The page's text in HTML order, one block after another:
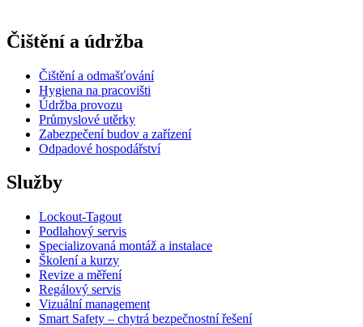
Čištění a údržba
Čištění a odmašťování
Hygiena na pracovišti
Údržba provozu
Průmyslové utěrky
Zabezpečení budov a zařízení
Odpadové hospodářství
Služby
Lockout-Tagout
Podlahový servis
Specializovaná montáž a instalace
Školení a kurzy
Revize a měření
Regálový servis
Vizuální management
Smart Safety – chytrá bezpečnostní řešení